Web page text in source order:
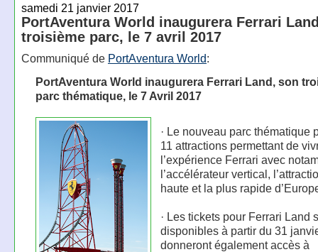
samedi 21 janvier 2017
PortAventura World inaugurera Ferrari
troisième parc, le 7 avril 2017
Communiqué de PortAventura World:
PortAventura World inaugurera Ferrari Land, son
parc thématique, le 7 Avril 2017
· Le nouveau parc thématique
11 attractions permettant de
l’expérience Ferrari avec
l’accélérateur vertical,
haute et la plus rapide
· Les tickets pour Ferrari Land
disponibles à partir du 31
donneront également accès à